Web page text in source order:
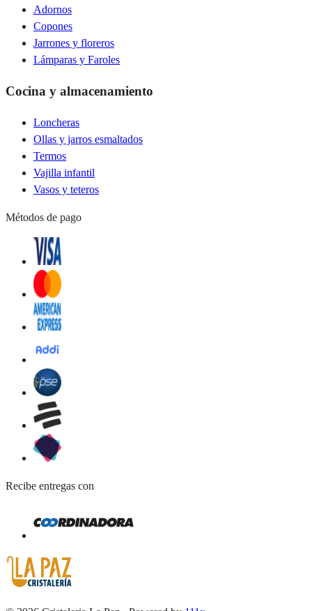
Adornos
Copones
Jarrones y floreros
Lámparas y Faroles
Cocina y almacenamiento
Loncheras
Ollas y jarros esmaltados
Termos
Vajilla infantil
Vasos y teteros
Métodos de pago
Recibe entregas con